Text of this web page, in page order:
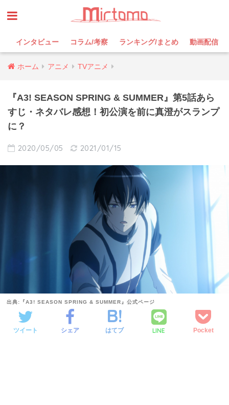
インタビュー コラム/考察 ランキング/まとめ 動画配信
ホーム アニメ TVアニメ
『A3! SEASON SPRING & SUMMER』第5話あら
すじ・ネタバレ感想！初公演を前に真澄がスランプ
に？
2020/05/05 2021/01/15
出典:『A3! SEASON SPRING & SUMMER』公式ページ
ツイート シェア はてブ LINE Pocket